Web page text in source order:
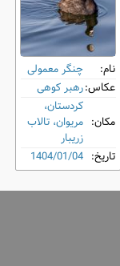
نام:
چنگر معمولی
عکاس:رهبر کوهی
مکان:
کردستان،
مریوان، تالاب
زریبار
تاریخ: 1404/01/04